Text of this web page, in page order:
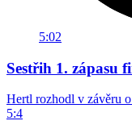
5:02
Sestřih 1. zápasu
Hertl rozhodl v závěru
5:4